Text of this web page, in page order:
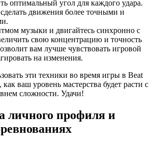
оптимальный угол для каждого удара.
движения более точными и
музыки и двигайтесь синхронно с
свою концентрацию и точность
вам лучше чувствовать игровой
на изменения.
эти техники во время игры в Beat
ваш уровень мастерства будет расти с
сложности. Удачи!
личного профиля и